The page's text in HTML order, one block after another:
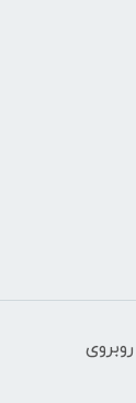
آدرس:قشم، پاساژ معراج کنار اسکله مسافربری ذاکری درب ورودی ۴لاین c روبروی